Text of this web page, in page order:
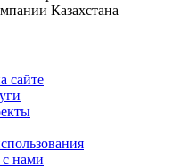
Казахстана
сайте
с нами